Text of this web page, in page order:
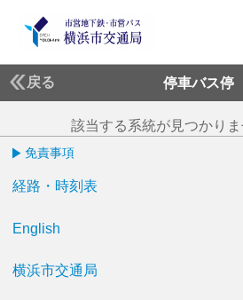
戻る 停車バス停
該当する系統が見つかりま
免責事項
経路・時刻表
English
横浜市交通局